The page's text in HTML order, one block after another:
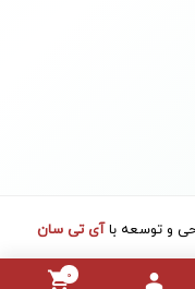
آی تی سان
0